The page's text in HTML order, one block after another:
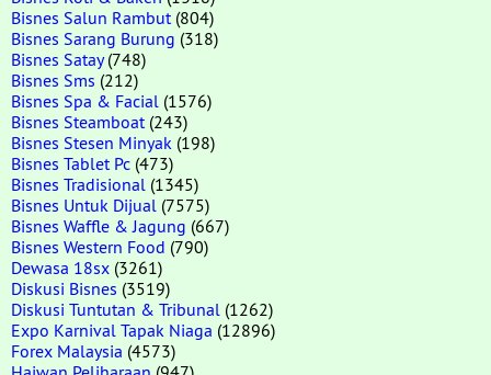
Bisnes Salun Rambut (804)
Bisnes Sarang Burung (318)
Bisnes Satay(748)
Bisnes Sms (212)
Bisnes Spa & Facial (1576)
Bisnes Steamboat (243)
Bisnes Stesen Minyak (198)
Bisnes Tablet Pc (473)
Bisnes Tradisional (1345)
Bisnes Untuk Dijual (7575)
Bisnes Waffle & Jagung (667)
Bisnes Western Food (790)
Dewasa 18sx (3261)
Diskusi Bisnes (3519)
Diskusi Tuntutan & Tribunal (1262)
Expo Karnival Tapak Niaga (12896)
Forex Malaysia (4573)